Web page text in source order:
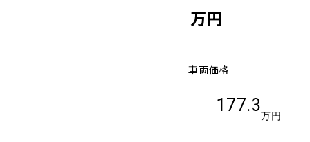
万円
車両価格
177.3
万円